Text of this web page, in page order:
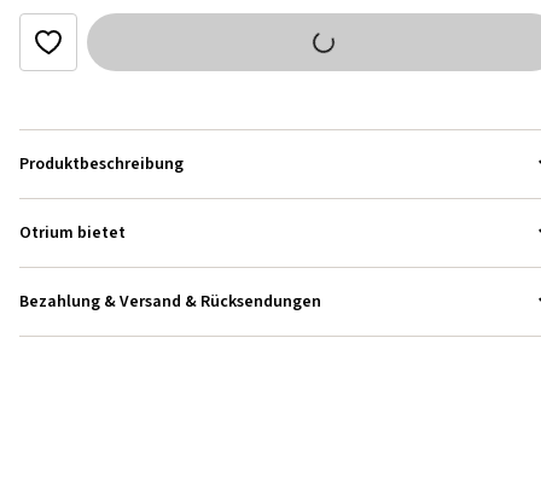
Produktbeschreibung
Otrium bietet
Bezahlung & Versand & Rücksendungen